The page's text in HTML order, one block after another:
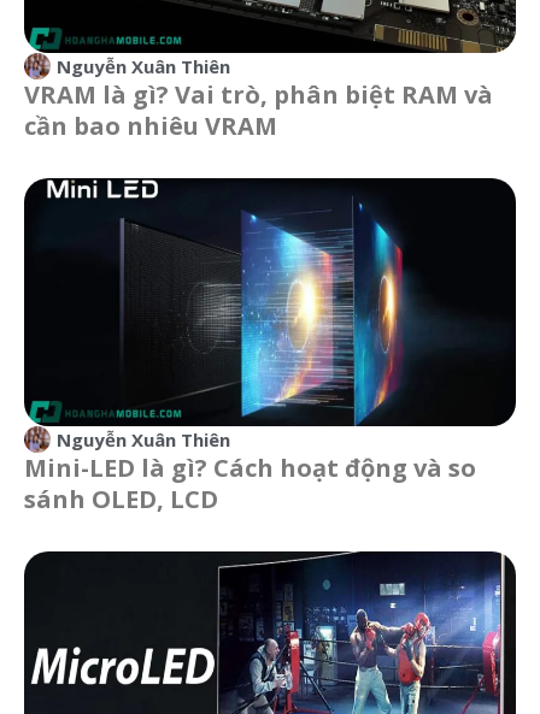
Nguyễn Xuân Thiên
VRAM là gì? Vai trò, phân biệt RAM và
cần bao nhiêu VRAM
Nguyễn Xuân Thiên
Mini-LED là gì? Cách hoạt động và so
sánh OLED, LCD